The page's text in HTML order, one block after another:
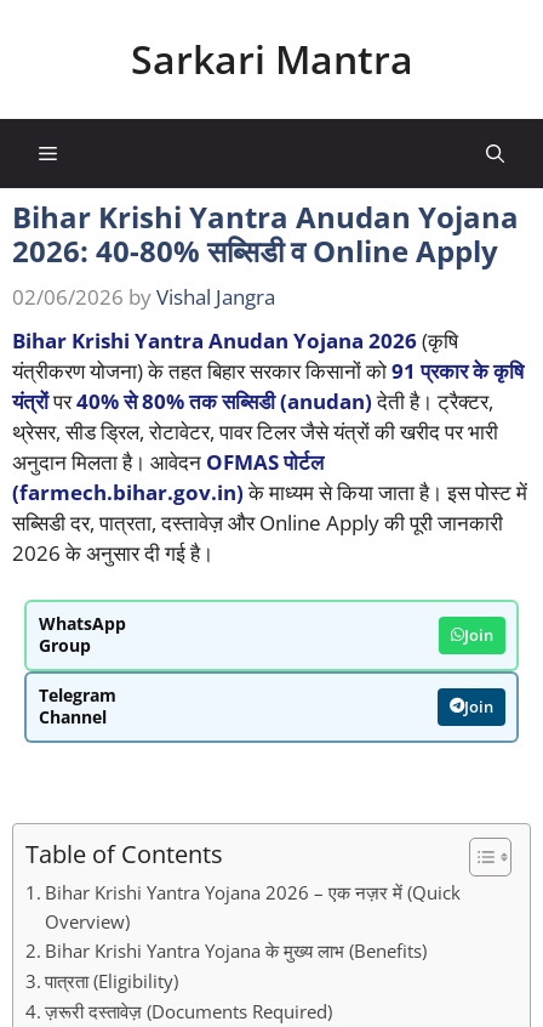
Sarkari Mantra
Menu
Bihar Krishi Yantra Anudan Yojana
2026: 40-80% सब्सिडी व Online Apply
02/06/2026 byVishal Jangra
Bihar Krishi Yantra Anudan Yojana 2026(कृषि
यंत्रीकरण योजना) के तहत बिहार सरकार किसानों को91 प्रकार के कृषि
यंत्रोंपर40% से 80% तक सब्सिडी (anudan)देती है। ट्रैक्टर,
थ्रेसर, सीड ड्रिल, रोटावेटर, पावर टिलर जैसे यंत्रों की खरीद पर भारी
अनुदान मिलता है। आवेदन OFMAS पोर्टल
(farmech.bihar.gov.in)के माध्यम से किया जाता है। इस पोस्ट में
सब्सिडी दर, पात्रता, दस्तावेज़ और Online Apply की पूरी जानकारी
2026 के अनुसार दी गई है।
WhatsApp
Group
Join
Telegram
Channel
Join
Table of Contents
Bihar Krishi Yantra Yojana 2026 – एक नज़र में (Quick
Overview)
Bihar Krishi Yantra Yojana के मुख्य लाभ (Benefits)
पात्रता (Eligibility)
ज़रूरी दस्तावेज़ (Documents Required)